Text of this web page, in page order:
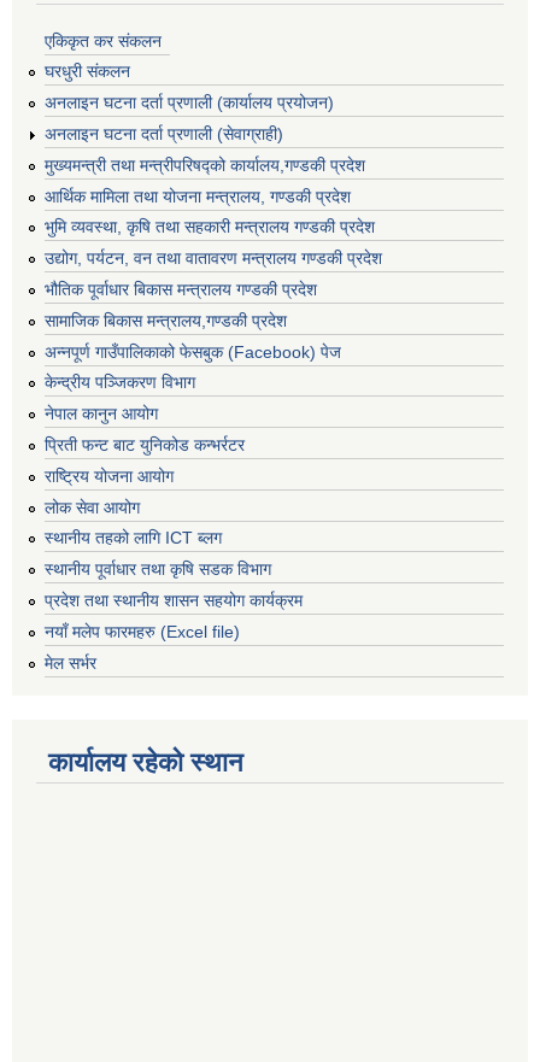
एकिकृत कर संकलन
घरधुरी संकलन
अनलाइन घटना दर्ता प्रणाली (कार्यालय प्रयोजन)
अनलाइन घटना दर्ता प्रणाली (सेवाग्राही)
मुख्यमन्त्री तथा मन्त्रीपरिषद्को कार्यालय,गण्डकी प्रदेश
आर्थिक मामिला तथा योजना मन्त्रालय, गण्डकी प्रदेश
भुमि व्यवस्था, कृषि तथा सहकारी मन्त्रालय गण्डकी प्रदेश
उद्योग, पर्यटन, वन तथा वातावरण मन्त्रालय गण्डकी प्रदेश
भौतिक पूर्वाधार बिकास मन्त्रालय गण्डकी प्रदेश
सामाजिक बिकास मन्त्रालय,गण्डकी प्रदेश
अन्नपूर्ण गाउँपालिकाको फेसबुक (Facebook) पेज
केन्द्रीय पञ्जिकरण विभाग
नेपाल कानुन आयोग
प्रिती फन्ट बाट युनिकोड कन्भर्रटर
राष्ट्रिय योजना आयोग
लोक सेवा आयोग
स्थानीय तहको लागि ICT ब्लग
स्थानीय पूर्वाधार तथा कृषि सडक विभाग
प्रदेश तथा स्थानीय शासन सहयोग कार्यक्रम
नयाँ मलेप फारमहरु (Excel file)
मेल सर्भर
कार्यालय रहेको स्थान